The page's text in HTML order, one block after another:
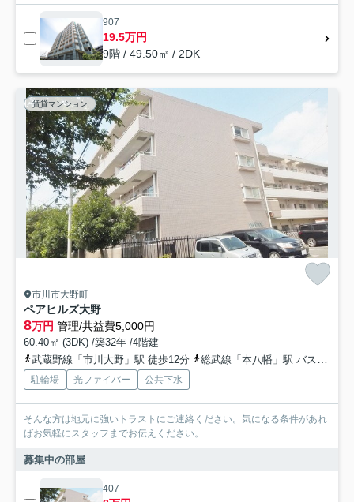
907
19.5万円
9階 / 49.50㎡ / 2DK
賃貸マンション
市川市大野町
ペアヒルズ大野
8万円 管理/共益費5,000円
60.40㎡ (3DK) /築32年 /4階建
武蔵野線「市川大野」駅 徒歩12分
総武線「本八幡」駅 バス19分 「市立東松戸病院入口」 停歩12分
駐輪場 光ファイバー 公共下水
そんな方は地元に強いトラストにご連絡ください。気になる条件があれ
ばお気軽にスタッフまでお伝えください。
募集中の部屋
407